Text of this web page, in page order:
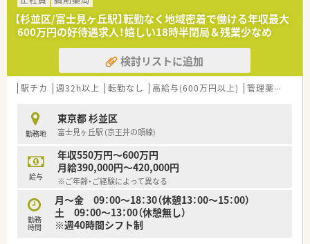
【法人特徴について】
■小田急沿線を中心に地域密着を目指し、都内に9店舗を展開し
て地域医療へ貢献している非常に安定した法人になります。
■全店舗が駅近くに展開しているため通勤面が非常に便利であ
り、スタッフが安心して長く働き続けられる環境が整っておりま
す。
するビジョンを掲げ、地域の皆様の健康を総合的に支援します。
【勤務実態について】
■月の平均残業時間は5時間程度と非常に少なく、1分単位で時
間外手当が支給されるため安心してお仕事に取り組めます。
■有給休暇と公休を組み合わせて夏季休暇を1週間程度取得する
ことが可能であり、メリハリをつけて働くことができます。
■急なお休みやシフト変更が発生した際にも、周辺エリアの店舗
からヘルプ体制が整っているため安心して休暇を取得できま
す。
【杉並区/富士見ヶ丘駅】転勤なく地域密着で働ける年収最大
600万円の好待遇求人！嬉しい18時半閉局＆残業少なめ
検討リストに追加
駅チカ 週32h以上 転勤なし 高給与(600万円以上) 管理薬剤師
勤務地
東京都 杉並区
富士見ヶ丘駅 (京王井の頭線)
給与
年収550万円～600万円
月給390,000円～420,000円
※ご年齢・ご経験によって異なる
勤務
時間
月～金 09：00～18：30（休憩13：00～15：00）
土 09：00～13：00（休憩無し）
※週40時間シフト制